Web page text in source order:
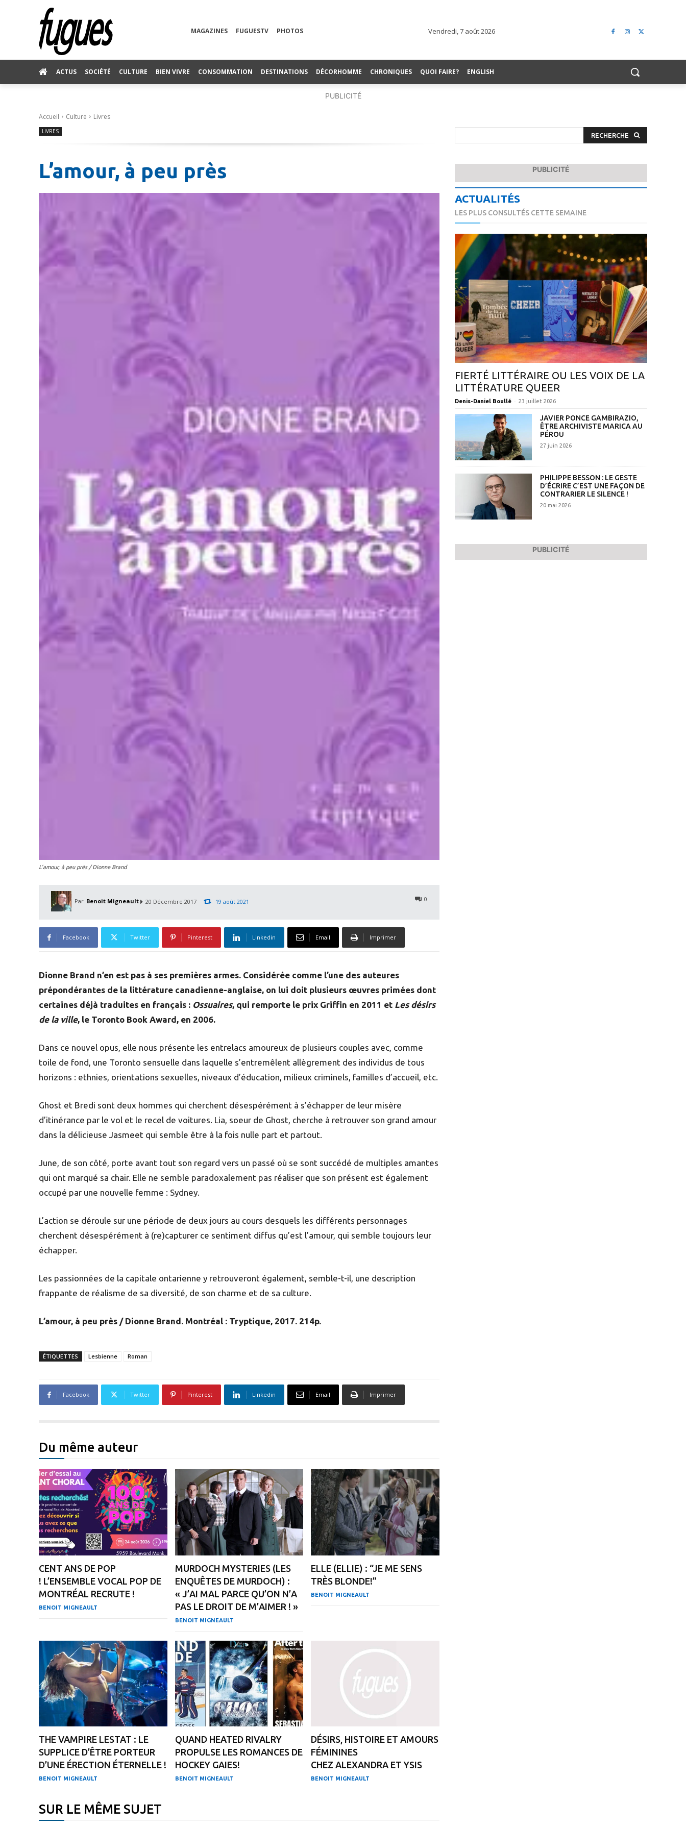
MAGAZINES FUGUESTV PHOTOS Vendredi, 7 août 2026
ACTUS SOCIÉTÉ CULTURE BIEN VIVRE CONSOMMATION DESTINATIONS DÉCORHOMME CHRONIQUES QUOI FAIRE? ENGLISH
PUBLICITÉ
Accueil Culture Livres
LIVRES
L’amour, à peu près
L’amour, à peu près / Dionne Brand
Par Benoit Migneault 20 Décembre 2017 0
19 août 2021
Facebook Twitter Pinterest Linkedin Email Imprimer
Dionne Brand n’en est pas à ses premières armes. Considérée comme l’une des auteures
prépondérantes de la littérature canadienne-anglaise, on lui doit plusieurs œuvres primées dont
certaines déjà traduites en français : Ossuaires, qui remporte le prix Griffin en 2011 et Les désirs
de la ville, le Toronto Book Award, en 2006.
Dans ce nouvel opus, elle nous présente les entrelacs amoureux de plusieurs couples avec, comme
toile de fond, une Toronto sensuelle dans laquelle s’entremêlent allègrement des individus de tous
horizons : ethnies, orientations sexuelles, niveaux d’éducation, milieux criminels, familles d’accueil, etc.
Ghost et Bredi sont deux hommes qui cherchent désespérément à s’échapper de leur misère
d’itinérance par le vol et le recel de voitures. Lia, soeur de Ghost, cherche à retrouver son grand amour
dans la délicieuse Jasmeet qui semble être à la fois nulle part et partout.
June, de son côté, porte avant tout son regard vers un passé où se sont succédé de multiples amantes
qui ont marqué sa chair. Elle ne semble paradoxalement pas réaliser que son présent est également
occupé par une nouvelle femme : Sydney.
L’action se déroule sur une période de deux jours au cours desquels les différents personnages
cherchent désespérément à (re)capturer ce sentiment diffus qu’est l’amour, qui semble toujours leur
échapper.
Les passionnées de la capitale ontarienne y retrouveront également, semble-t-il, une description
frappante de réalisme de sa diversité, de son charme et de sa culture.
L’amour, à peu près / Dionne Brand. Montréal : Tryptique, 2017. 214p.
ÉTIQUETTES Lesbienne Roman
Facebook Twitter Pinterest Linkedin Email Imprimer
Du même auteur
CENT ANS DE POP
! L’ENSEMBLE VOCAL POP DE
MONTRÉAL RECRUTE !
BENOIT MIGNEAULT
MURDOCH MYSTERIES (LES
ENQUÊTES DE MURDOCH) :
« J’AI MAL PARCE QU’ON N’A
PAS LE DROIT DE M’AIMER ! »
BENOIT MIGNEAULT
ELLE (ELLIE) : “JE ME SENS
TRÈS BLONDE!”
BENOIT MIGNEAULT
THE VAMPIRE LESTAT : LE
SUPPLICE D’ÊTRE PORTEUR
D’UNE ÉRECTION ÉTERNELLE !
BENOIT MIGNEAULT
QUAND HEATED RIVALRY
PROPULSE LES ROMANCES DE
HOCKEY GAIES!
BENOIT MIGNEAULT
DÉSIRS, HISTOIRE ET AMOURS
FÉMININES
CHEZ ALEXANDRA ET YSIS
BENOIT MIGNEAULT
SUR LE MÊME SUJET
RECHERCHE
PUBLICITÉ
ACTUALITÉS
LES PLUS CONSULTÉS CETTE SEMAINE
FIERTÉ LITTÉRAIRE OU LES VOIX DE LA
LITTÉRATURE QUEER
Denis-Daniel Boullé - 23 juillet 2026
JAVIER PONCE GAMBIRAZIO,
ÊTRE ARCHIVISTE MARICA AU
PÉROU
27 juin 2026
PHILIPPE BESSON : LE GESTE
D’ÉCRIRE C’EST UNE FAÇON DE
CONTRARIER LE SILENCE !
20 mai 2026
PUBLICITÉ